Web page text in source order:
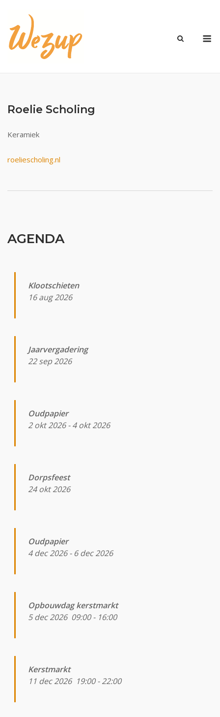
inhoud
Roelie Scholing
Keramiek
roeliescholing.nl
AGENDA
Klootschieten
16 aug 2026
Jaarvergadering
22 sep 2026
Oudpapier
2 okt 2026-4 okt 2026
Dorpsfeest
24 okt 2026
Oudpapier
4 dec 2026- 6 dec 2026
Opbouwdag kerstmarkt
5 dec 2026 09:00- 16:00
Kerstmarkt
11 dec 2026 19:00-22:00